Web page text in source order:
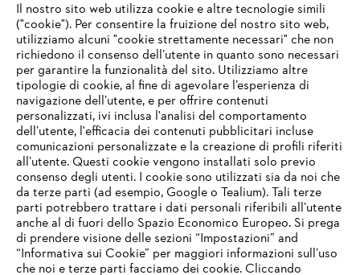
L’azienda
STIHL FAQ
Service
Il nostro sito web utilizza cookie e altre tecnologie simili
("cookie"). Per consentire la fruizione del nostro sito web,
utilizziamo alcuni "cookie strettamente necessari" che non
richiedono il consenso dell’utente in quanto sono necessari
per garantire la funzionalità del sito. Utilizziamo altre
tipologie di cookie, al fine di agevolare l’esperienza di
navigazione dell’utente, e per offrire contenuti
personalizzati, ivi inclusa l'analisi del comportamento
dell’utente, l'efficacia dei contenuti pubblicitari incluse
comunicazioni personalizzate e la creazione di profili riferiti
all’utente. Questi cookie vengono installati solo previo
consenso degli utenti. I cookie sono utilizzati sia da noi che
da terze parti (ad esempio, Google o Tealium). Tali terze
parti potrebbero trattare i dati personali riferibili all’utente
anche al di fuori dello Spazio Economico Europeo. Si prega
di prendere visione delle sezioni “Impostazioni” and
“Informativa sui Cookie” per maggiori informazioni sull’uso
che noi e terze parti facciamo dei cookie. Cliccando